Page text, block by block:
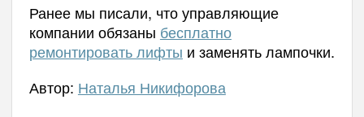
Ранее мы писали, что управляющие
компании обязаны бесплатно
ремонтировать лифты и заменять лампочки.
Автор: Наталья Никифорова